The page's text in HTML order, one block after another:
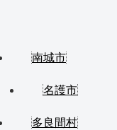
南城市
名護市
多良間村